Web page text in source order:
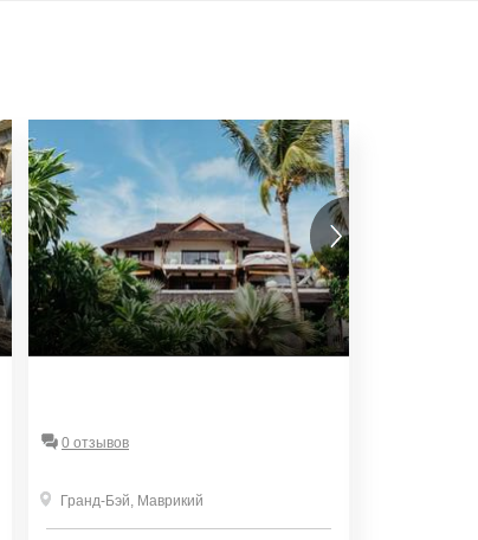
0 отзывов
Гранд-Бэй, Маврикий